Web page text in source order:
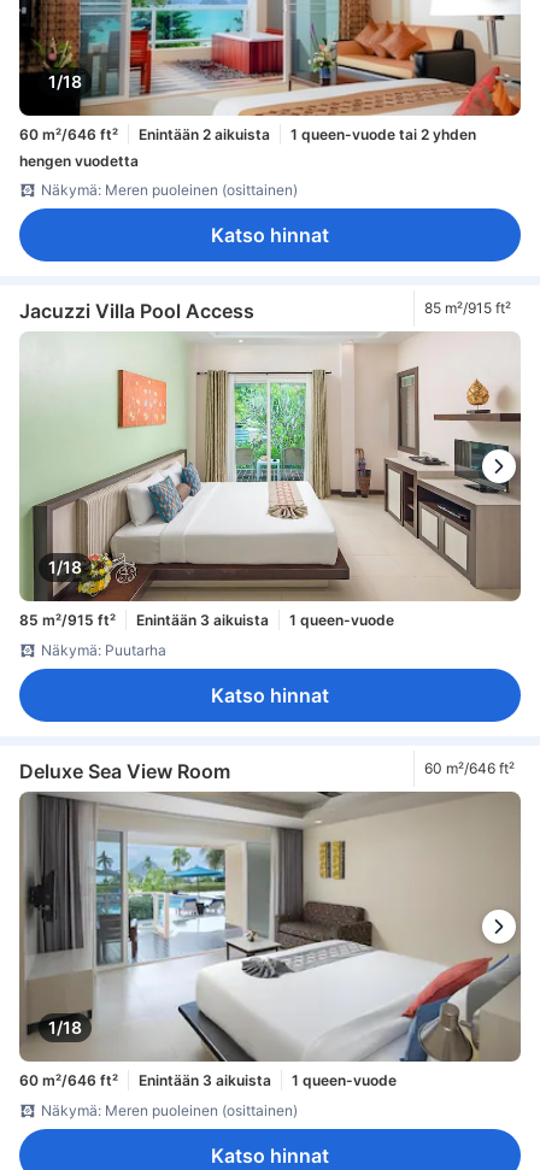
1/18
60 m²/646 ft² Enintään 2 aikuista
1 queen-vuode tai 2 yhden
hengen vuodetta
Näkymä: Meren puoleinen (osittainen)
Katso hinnat
Jacuzzi Villa Pool Access 85 m²/915 ft²
1/18
85 m²/915 ft² Enintään 3 aikuista
1 queen-vuode
Näkymä: Puutarha
Katso hinnat
Deluxe Sea View Room 60 m²/646 ft²
1/18
60 m²/646 ft² Enintään 3 aikuista
1 queen-vuode
Näkymä: Meren puoleinen (osittainen)
Katso hinnat